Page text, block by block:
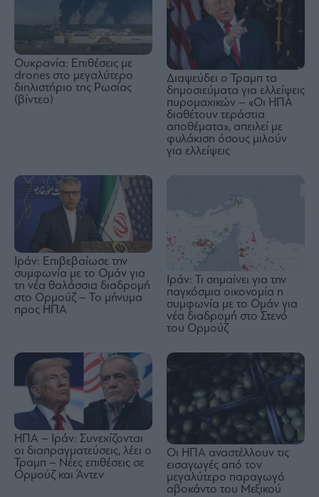
Ουκρανία: Επιθέσεις με
drones στο μεγαλύτερο
διηλιστήριο της Ρωσίας
(βίντεο)
Διαψεύδει ο Τραμπ τα
δημοσιεύματα για ελλείψεις
πυρομαχικών – «Οι ΗΠΑ
διαθέτουν τεράστια
αποθέματα», απειλεί με
φυλάκιση όσους μιλούν
για ελλείψεις
Ιράν: Επιβεβαίωσε την
συμφωνία με το Ομάν για
τη νέα θαλάσσια διαδρομή
στο Ορμούζ – Το μήνυμα
προς ΗΠΑ
Ιράν: Τι σημαίνει για την
παγκόσμια οικονομία η
συμφωνία με το Ομάν για
νέα διαδρομή στο Στενό
του Ορμούζ
ΗΠΑ – Ιράν: Συνεχίζονται
οι διαπραγματεύσεις, λέει ο
Τραμπ – Νέες επιθέσεις σε
Ορμούζ και Άντεν
Οι ΗΠΑ αναστέλλουν τις
εισαγωγές από τον
μεγαλύτερο παραγωγό
αβοκάντο του Μεξικού